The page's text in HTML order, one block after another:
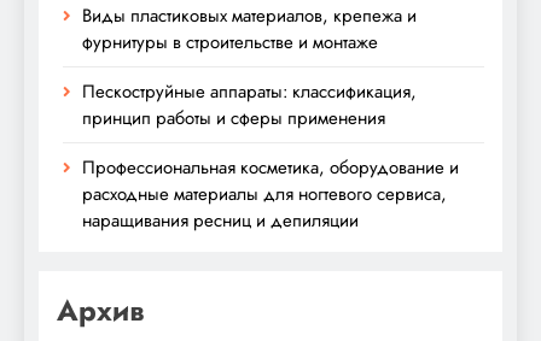
Виды пластиковых материалов, крепежа и
фурнитуры в строительстве и монтаже
Пескоструйные аппараты: классификация,
принцип работы и сферы применения
Профессиональная косметика, оборудование и
расходные материалы для ногтевого сервиса,
наращивания ресниц и депиляции
Архив